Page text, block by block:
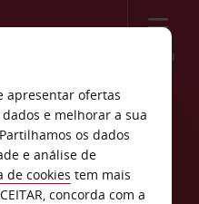
Menu
no
apresentar ofertas
e melhorar a sua
os dados
e análise de
de cookies tem mais
concorda com a